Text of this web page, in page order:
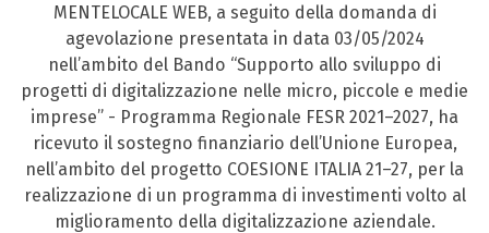
MENTELOCALE WEB, a seguito della domanda di
agevolazione presentata in data 03/05/2024
nell’ambito del Bando “Supporto allo sviluppo di
progetti di digitalizzazione nelle micro, piccole e medie
imprese” - Programma Regionale FESR 2021–2027, ha
ricevuto il sostegno finanziario dell’Unione Europea,
nell’ambito del progetto COESIONE ITALIA 21–27, per la
realizzazione di un programma di investimenti volto al
miglioramento della digitalizzazione aziendale.